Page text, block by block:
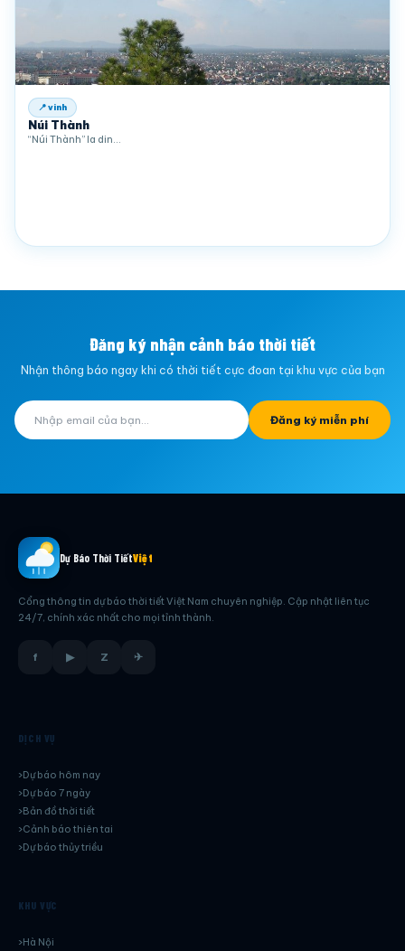
📍 vinh
Núi Thành
“Núi Thành” la din…
Đăng ký nhận cảnh báo thời tiết
Nhận thông báo ngay khi có thời tiết cực đoan tại khu vực của bạn
Đăng ký miễn phí
Dự Báo Thời TiếtViệt
Cổng thông tin dự báo thời tiết Việt Nam chuyên nghiệp. Cập nhật liên tục
24/7, chính xác nhất cho mọi tỉnh thành.
f ▶ Z ✈
DỊCH VỤ
Dự báo hôm nay
Dự báo 7 ngày
Bản đồ thời tiết
Cảnh báo thiên tai
Dự báo thủy triều
KHU VỰC
Hà Nội